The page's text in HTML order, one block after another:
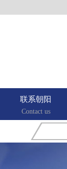
联系朝阳
Contact us